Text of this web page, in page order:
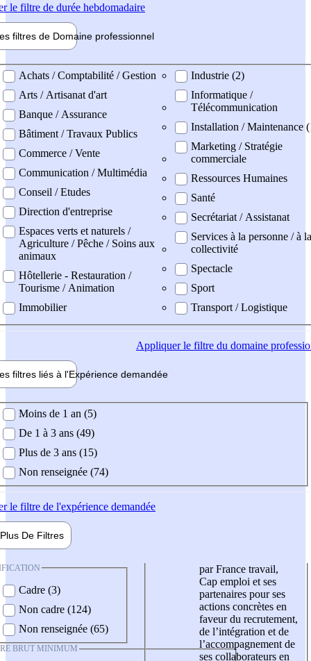
le filtre de durée hebdomadaire
filtres de Domaine professionnel
professionel
Achats / Comptabilité / Gestion
Arts / Artisanat d'art
Banque / Assurance
Bâtiment / Travaux Publics
Commerce / Vente
Communication / Multimédia
Conseil / Etudes
Direction d'entreprise
Espaces verts et naturels /
Agriculture / Pêche / Soins aux
animaux
Hôtellerie - Restauration /
Tourisme / Animation
Immobilier
Industrie (2)
Informatique /
Télécommunication
Installation / Maintenance
Marketing / Stratégie
commerciale
Ressources Humaines
Santé
Secrétariat / Assistanat
Services à la personne / à la
collectivité
Spectacle
Sport
Transport / Logistique
Appliquerle filtre du domaine
filtres liés à l'Expérience demandée
demandée
Moins de 1 an (5)
De 1 à 3 ans (49)
Plus de 3 ans (15)
Non renseignée (74)
le filtre de l'expérience demandée
Plus De Filtres
Cadre (3)
Non cadre (124)
Non renseignée (65)
BRUT MINIMUM
par France travail,
Cap emploi et ses
partenaires pour ses
actions concrètes en
faveur du recrutement,
de l’intégration et de
l’accompagnement de
ses collaborateurs en